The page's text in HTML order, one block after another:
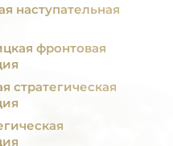
наступательная
фронтовая
стратегическая